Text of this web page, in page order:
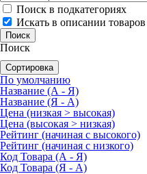
Поиск в подкатегориях
Искать в описании товаров
Поиск
Сортировка
По умолчанию
Название (А - Я)
Название (Я - А)
Цена (низкая > высокая)
Цена (высокая > низкая)
Рейтинг (начиная с высокого)
Рейтинг (начиная с низкого)
Код Товара (А - Я)
Код Товара (Я - А)